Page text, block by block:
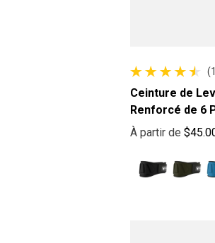
105 avis au total
Ceinture de
Renforcé de 6
À partir de